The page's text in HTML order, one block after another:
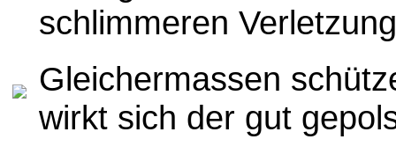
schlimmeren
Gleichermassen
wirkt sich der gut